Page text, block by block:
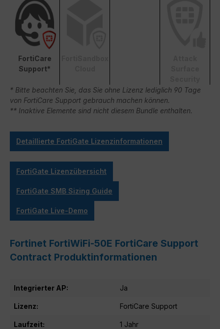
FortiCare
Support*
* Bitte beachten Sie, das Sie ohne Lizenz lediglich 90 Tage
von FortiCare Support gebrauch machen können.
** Inaktive Elemente sind nicht diesem Bundle enthalten.
Detaillierte FortiGate Lizenzinformationen
FortiGate Lizenzübersicht
FortiGate SMB Sizing Guide
FortiGate Live-Demo
Fortinet FortiWiFi-50E FortiCare Support
Contract Produktinformationen
Integrierter AP: Ja
Lizenz: FortiCare Support
Laufzeit: 1 Jahr